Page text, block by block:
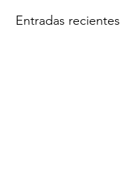
Entradas recientes